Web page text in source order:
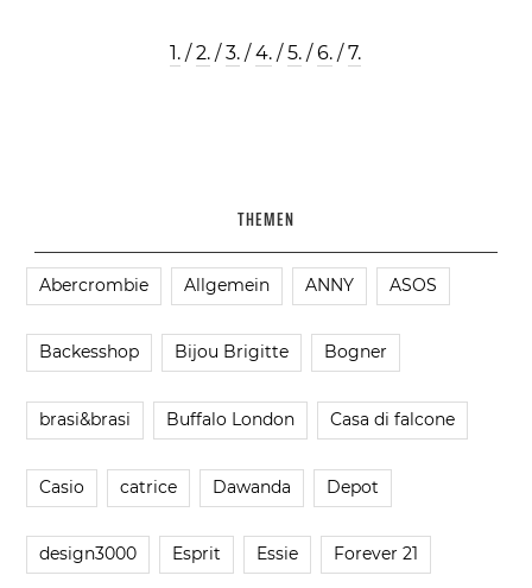
1. /2. /3. /4. /5. /6. /7.
THEMEN
Abercrombie Allgemein ANNY ASOS
Backesshop Bijou Brigitte Bogner
brasi&brasi Buffalo London Casa di falcone
Casio catrice Dawanda Depot
design3000 Esprit Essie Forever 21